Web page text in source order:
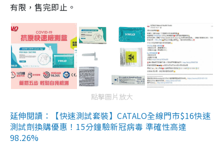
有限，售完即止。
點擊圖片放大
延伸閱讀：【快速測試套裝】CATALO全線門市$16快速
測試劑換購優惠！15分鐘驗新冠病毒 準確性高達
98.26%